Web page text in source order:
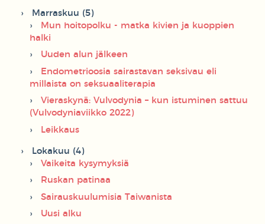
Marraskuu (5)
Mun hoitopolku - matka kivien ja kuoppien
halki
Uuden alun jälkeen
Endometrioosia sairastavan seksivau eli
millaista on seksuaaliterapia
Vieraskynä: Vulvodynia – kun istuminen sattuu
(Vulvodyniaviikko 2022)
Leikkaus
Lokakuu (4)
Vaikeita kysymyksiä
Ruskan patinaa
Sairauskuulumisia Taiwanista
Uusi alku